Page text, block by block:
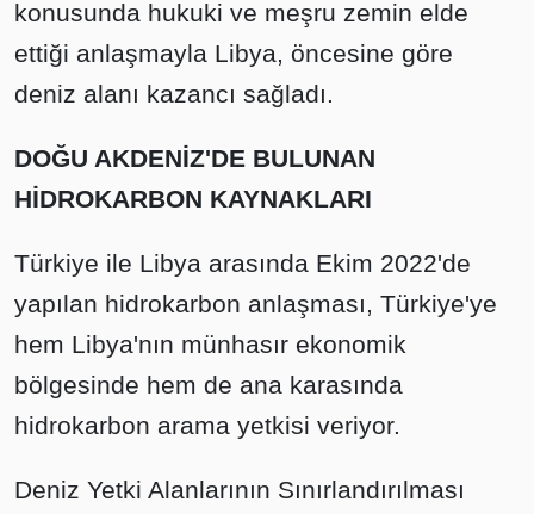
konusunda hukuki ve meşru zemin elde
ettiği anlaşmayla Libya, öncesine göre
deniz alanı kazancı sağladı.
DOĞU AKDENİZ'DE BULUNAN
HİDROKARBON KAYNAKLARI
Türkiye ile Libya arasında Ekim 2022'de
yapılan hidrokarbon anlaşması, Türkiye'ye
hem Libya'nın münhasır ekonomik
bölgesinde hem de ana karasında
hidrokarbon arama yetkisi veriyor.
Deniz Yetki Alanlarının Sınırlandırılması